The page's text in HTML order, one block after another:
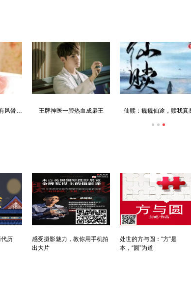
寒门风骨:寒门，也是有风骨的！ 王牌神医一腔热血成枭王 仙赎：巍巍仙途，赎我真
代历
感受摄影魅力，教你用手机拍
出大片
处世的方与圆：“方”是
本，“圆”为道